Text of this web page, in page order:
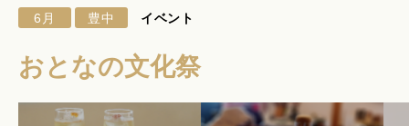
北摂 PLAY SPOT
6月 豊中 イベント
おとなの文化祭